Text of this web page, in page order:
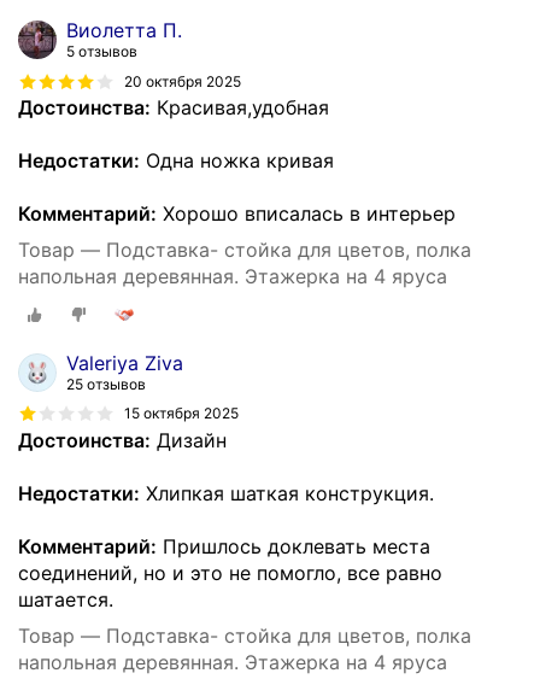
Виолетта П.
5 отзывов
20 октября 2025
Достоинства: Красивая,удобная
Недостатки: Одна ножка кривая
Комментарий: Хорошо вписалась в интерьер
Товар — Подставка- стойка для цветов, полка
напольная деревянная. Этажерка на 4 яруса
Valeriya Ziva
25 отзывов
15 октября 2025
Достоинства: Дизайн
Недостатки: Хлипкая шаткая конструкция.
Комментарий: Пришлось доклевать места
соединений, но и это не помогло, все равно
шатается.
Товар — Подставка- стойка для цветов, полка
напольная деревянная. Этажерка на 4 яруса